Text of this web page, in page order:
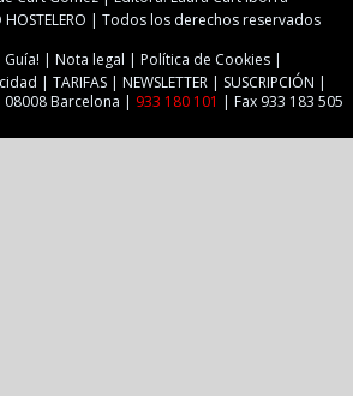
HOSTELERO | Todos los derechos reservados
Guía!
Nota legal
Política de Cookies
TARIFAS NEWSLETTER
SUSCRIPCIÓN
08008 Barcelona | 933 180 101 | Fax 933 183 505